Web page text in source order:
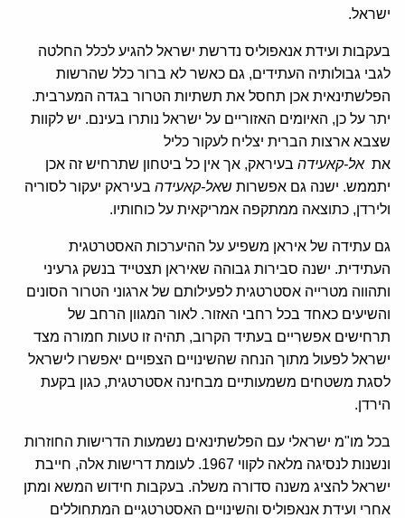
ישראל.
בעקבות ועידת אנאפוליס נדרשת ישראל להגיע לכלל החלטה
לגבי גבולותיה העתידים, גם כאשר לא ברור כלל שהרשות
הפלשתינאית אכן תחסל את תשתיות הטרור בגדה המערבית.
יתר על כן, האיומים האזוריים על ישראל נותרו בעינם. יש לקוות
שצבא ארצות הברית יצליח לעקור כליל
אתאל-קאעידה בעיראק, אך אין כל ביטחון שתרחיש זה אכן
יתממש. ישנה גם אפשרות שאל-קאעידה בעיראק יעקור לסוריה
ולירדן, כתוצאה ממתקפה אמריקאית על כוחותיו.
גם עתידה של איראן משפיע על ההיערכות האסטרטגית
העתידית. ישנה סבירות גבוהה שאיראן תצטייד בנשק גרעיני
ותהווה מטרייה אסטרטגית לפעילותם של ארגוני הטרור הסונים
והשיעים כאחד בכל רחבי האזור. לאור המגוון הרחב של
תרחישים אפשריים בעתיד הקרוב, תהיה זו טעות חמורה מצד
ישראל לפעול מתוך הנחה שהשינויים הצפויים יאפשרו לישראל
לסגת משטחים משמעותיים מבחינה אסטרטגית, כגון בקעת
הירדן.
בכל מו"מ ישראלי עם הפלשתינאים נשמעות הדרישות החוזרות
ונשנות לנסיגה מלאה לקווי 1967. לעומת דרישות אלה, חייבת
ישראל להציג משנה סדורה משלה. בעקבות חידוש המשא ומתן
אחרי ועידת אנאפוליס והשינויים האסטרטגיים המתחוללים